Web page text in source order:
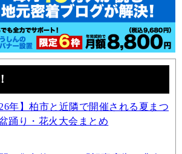
年】柏市と近隣で開催される夏まつ
踊り・花火大会まとめ